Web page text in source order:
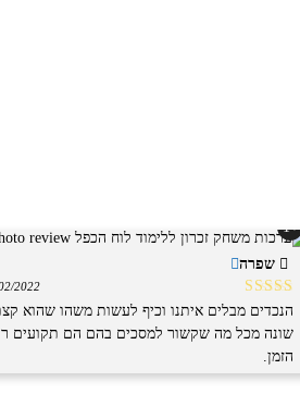
+1
דורג5 מתוך
2022
הנכדים מבלים איתנו וכיף לעשות משהו שהוא
שונה מכל מה שקשור למסכים בהם הם תקועים
הזמן.